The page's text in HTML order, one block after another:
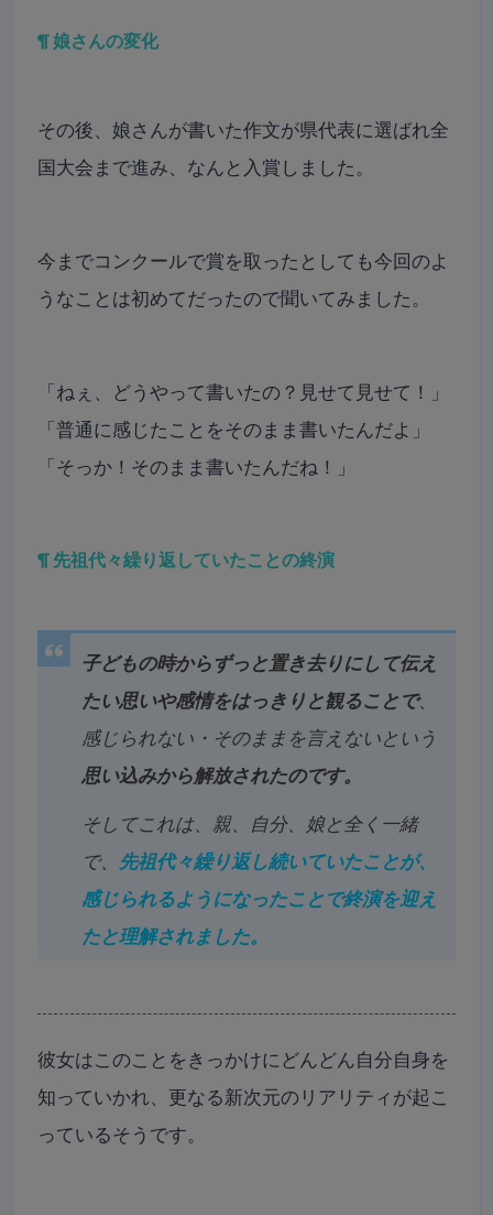
¶ 娘さんの変化
その後、娘さんが書いた作文が県代表に選ばれ全
国大会まで進み、なんと入賞しました。
今までコンクールで賞を取ったとしても今回のよ
うなことは初めてだったので聞いてみました。
「ねぇ、どうやって書いたの？見せて見せて！」
「普通に感じたことをそのまま書いたんだよ」
「そっか！そのまま書いたんだね！」
¶ 先祖代々繰り返していたことの終演
子どもの時からずっと置き去りにして伝え
たい思いや感情をはっきりと観ることで、
感じられない・そのままを言えないという
思い込みから解放されたのです。
そしてこれは、親、自分、娘と全く一緒
で、
先祖代々繰り返し続いていたことが、
感じられるようになったことで終演を迎え
たと理解されました。
彼女はこのことをきっかけにどんどん自分自身を
知っていかれ、更なる新次元のリアリティが起こ
っているそうです。